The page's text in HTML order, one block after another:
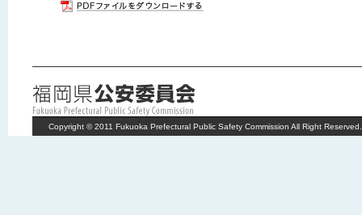
Copyright © 2011 Fukuoka Prefectural Public Safety Commission All Right Reserved.